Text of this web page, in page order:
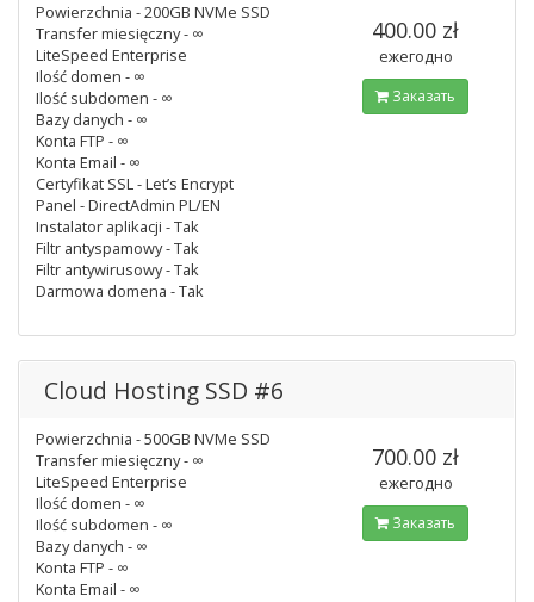
Powierzchnia - 200GB NVMe SSD
Transfer miesięczny - ∞
LiteSpeed Enterprise
Ilość domen - ∞
Ilość subdomen - ∞
Bazy danych - ∞
Konta FTP - ∞
Konta Email - ∞
Certyfikat SSL - Let’s Encrypt
Panel - DirectAdmin PL/EN
Instalator aplikacji - Tak
Filtr antyspamowy - Tak
Filtr antywirusowy - Tak
Darmowa domena - Tak
400.00 zł
ежегодно
Заказать
Cloud Hosting SSD #6
Powierzchnia - 500GB NVMe SSD
Transfer miesięczny - ∞
LiteSpeed Enterprise
Ilość domen - ∞
Ilość subdomen - ∞
Bazy danych - ∞
Konta FTP - ∞
Konta Email - ∞
700.00 zł
ежегодно
Заказать